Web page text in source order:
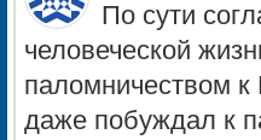
По сути
человеческой
паломничеством к
даже побуждал к